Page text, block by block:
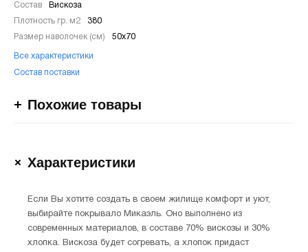
Состав Вискоза
Плотность гр. м2 380
Размер наволочек (см) 50х70
Все характеристики
Состав поставки
Похожие товары
Характеристики
Если Вы хотите создать в своем жилище комфорт и уют,
выбирайте покрывало Микаэль. Оно выполнено из
современных материалов, в составе 70% вискозы и 30%
хлопка. Вискоза будет согревать, а хлопок придаст